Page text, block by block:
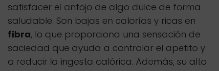
satisfacer el antojo de algo dulce de forma
saludable. Son bajas en calorías y ricas en
fibra, lo que proporciona una sensación de
saciedad que ayuda a controlar el apetito y
a reducir la ingesta calórica. Además, su alto